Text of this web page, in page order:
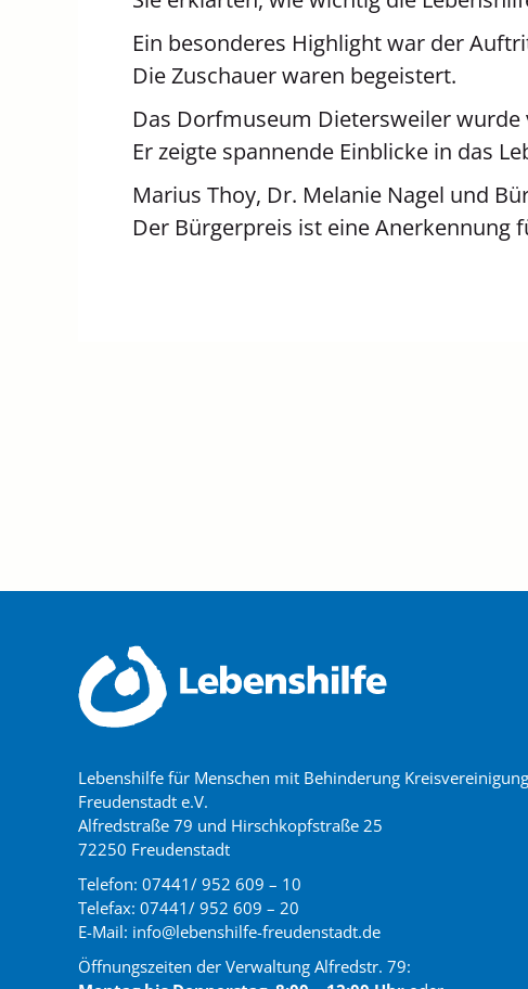
Ein besonderes Highlight war der
Die Zuschauer waren begeistert.
Das Dorfmuseum Dietersweiler
Er zeigte spannende Einblicke in das
Marius Thoy, Dr. Melanie Nagel und
Der Bürgerpreis ist eine Anerkennung
Lebenshilfe für Menschen mit Behinderung Kreisvereinigung
Freudenstadt e.V.
Alfredstraße 79 und Hirschkopfstraße 25
72250 Freudenstadt
Telefon: 07441/ 952 609 – 10
Telefax: 07441/ 952 609 – 20
E-Mail: info@lebenshilfe-freudenstadt.de
Öffnungszeiten der Verwaltung Alfredstr. 79: